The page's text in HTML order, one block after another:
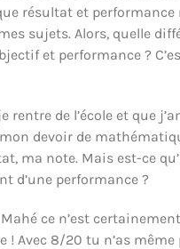
résultat et performance
sujets. Alors, quelle
et performance ?
rentre de l’école et que
devoir de
ma note. Mais est-ce
d’une performance ?
ce n’est
! Avec 8/20 tu n’as même